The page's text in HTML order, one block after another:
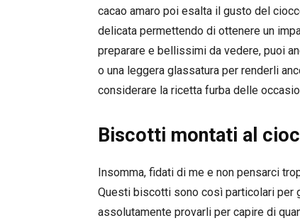
cacao amaro poi esalta il gusto del
delicata permettendo di ottenere un
preparare e bellissimi da vedere, puoi
o una leggera glassatura per renderli
considerare la ricetta furba delle
Biscotti montati al
Insomma, fidati di me e non pensarci
Questi biscotti sono così particolari per
assolutamente provarli per capire di